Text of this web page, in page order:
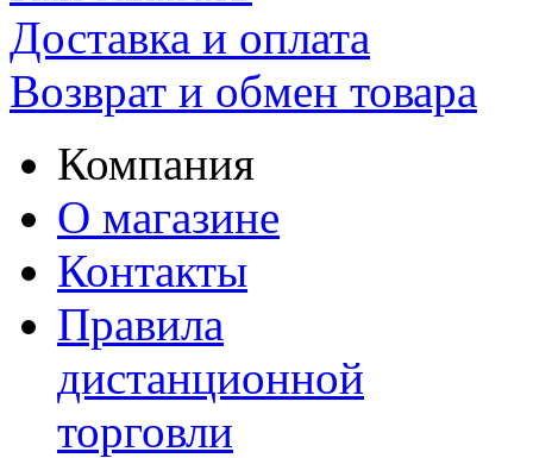
Доставка и оплата
Возврат и обмен товара
Компания
О магазине
Контакты
Правила
дистанционной
торговли